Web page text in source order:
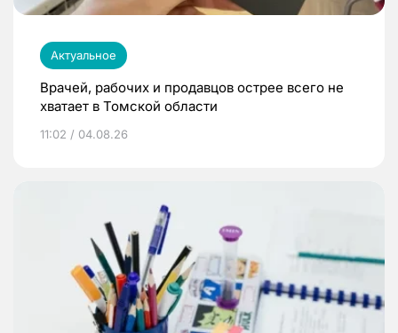
Актуальное
Врачей, рабочих и продавцов острее всего не
хватает в Томской области
11:02 / 04.08.26